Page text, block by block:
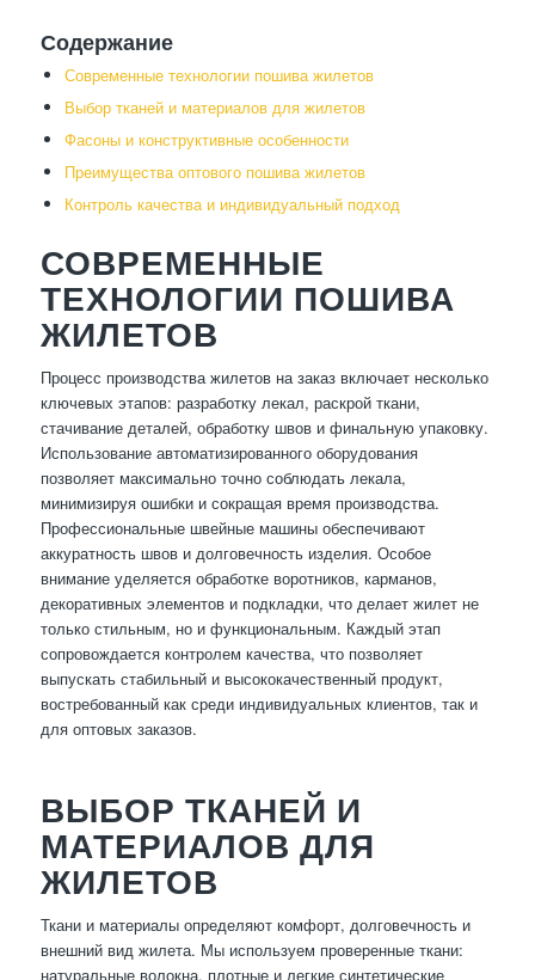
Содержание
Современные технологии пошива жилетов
Выбор тканей и материалов для жилетов
Фасоны и конструктивные особенности
Преимущества оптового пошива жилетов
Контроль качества и индивидуальный подход
СОВРЕМЕННЫЕ
ТЕХНОЛОГИИ ПОШИВА
ЖИЛЕТОВ
Процесс производства жилетов на заказ включает несколько
ключевых этапов: разработку лекал, раскрой ткани,
стачивание деталей, обработку швов и финальную упаковку.
Использование автоматизированного оборудования
позволяет максимально точно соблюдать лекала,
минимизируя ошибки и сокращая время производства.
Профессиональные швейные машины обеспечивают
аккуратность швов и долговечность изделия. Особое
внимание уделяется обработке воротников, карманов,
декоративных элементов и подкладки, что делает жилет не
только стильным, но и функциональным. Каждый этап
сопровождается контролем качества, что позволяет
выпускать стабильный и высококачественный продукт,
востребованный как среди индивидуальных клиентов, так и
для оптовых заказов.
ВЫБОР ТКАНЕЙ И
МАТЕРИАЛОВ ДЛЯ
ЖИЛЕТОВ
Ткани и материалы определяют комфорт, долговечность и
внешний вид жилета. Мы используем проверенные ткани:
натуральные волокна, плотные и легкие синтетические